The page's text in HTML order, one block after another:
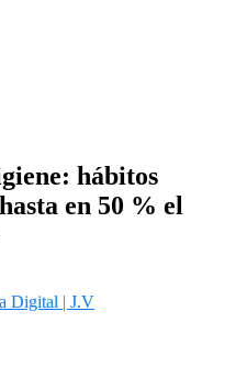
hábitos
en 50 % el
Digital | J.V